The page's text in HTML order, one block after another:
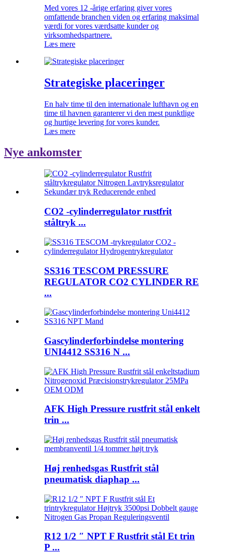
Med vores 12 -årige erfaring giver vores
omfattende branchen viden og erfaring maksimal
værdi for vores værdsatte kunder og
virksomhedspartnere.
Læs mere
Strategiske placeringer
En halv time til den internationale lufthavn og en
time til havnen garanterer vi den mest punktlige
og hurtige levering for vores kunder.
Læs mere
Nye ankomster
CO2 -cylinderregulator rustfrit
ståltryk ...
SS316 TESCOM PRESSURE
REGULATOR CO2 CYLINDER RE
...
Gascylinderforbindelse montering
UNI4412 SS316 N ...
AFK High Pressure rustfrit stål enkelt
trin ...
Høj renhedsgas Rustfrit stål
pneumatisk diaphap ...
R12 1/2 ″ NPT F Rustfrit stål Et trin
P ...